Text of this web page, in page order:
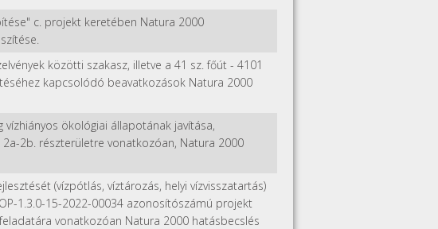
c. projekt keretében Natura 2000
közötti szakasz, illetve a 41 sz. főút - 4101
kapcsolódó beavatkozások Natura 2000
vízhiányos ökológiai állapotának javítása,
2a-2b. részterületre vonatkozóan, Natura 2000
(vízpótlás, víztározás, helyi vízvisszatartás)
1.3.0-15-2022-00034 azonosítószámú projekt
vonatkozóan Natura 2000 hatásbecslés